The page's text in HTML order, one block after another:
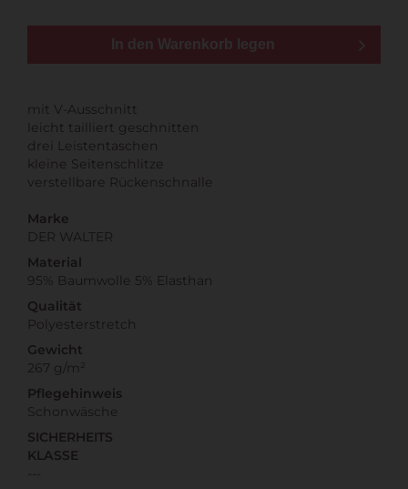
In den Warenkorb legen
mit V-Ausschnitt
leicht tailliert geschnitten
drei Leistentaschen
kleine Seitenschlitze
verstellbare Rückenschnalle
Marke
DER WALTER
Material
95% Baumwolle 5% Elasthan
Qualität
Polyesterstretch
Gewicht
267 g/m²
Pflegehinweis
Schonwäsche
SICHERHEITS
KLASSE